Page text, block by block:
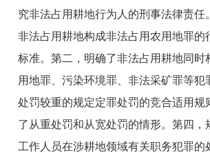
究非法占用耕地行为人的刑事法律责任
非法占用耕地构成非法占用农用地罪的
标准。第二，明确了非法占用耕地同时
用地罪、污染环境罪、非法采矿罪等犯
处罚较重的规定定罪处罚的竞合适用规
了从重处罚和从宽处罚的情形。第四，
工作人员在涉耕地领域有关职务犯罪的